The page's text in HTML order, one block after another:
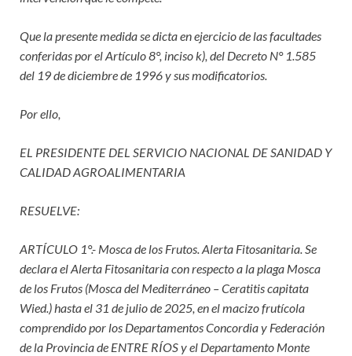
Que la presente medida se dicta en ejercicio de las facultades
conferidas por el Artículo 8°, inciso k), del Decreto N° 1.585
del 19 de diciembre de 1996 y sus modificatorios.
Por ello,
EL PRESIDENTE DEL SERVICIO NACIONAL DE SANIDAD Y
CALIDAD AGROALIMENTARIA
RESUELVE:
ARTÍCULO 1°.- Mosca de los Frutos. Alerta Fitosanitaria. Se
declara el Alerta Fitosanitaria con respecto a la plaga Mosca
de los Frutos (Mosca del Mediterráneo – Ceratitis capitata
Wied.) hasta el 31 de julio de 2025, en el macizo frutícola
comprendido por los Departamentos Concordia y Federación
de la Provincia de ENTRE RÍOS y el Departamento Monte